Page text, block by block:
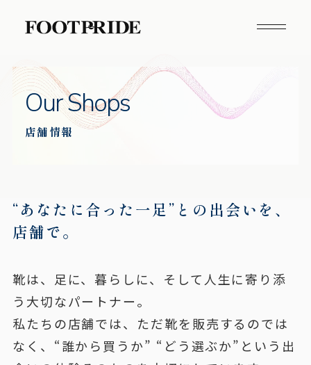
Our Shops
店舗情報
“あなたに合った一足”との出会いを、
店舗で。
靴は、足に、暮らしに、そして人生に寄り添
う大切なパートナー。
私たちの店舗では、ただ靴を販売するのでは
なく、“誰から買うか” “どう選ぶか”という出